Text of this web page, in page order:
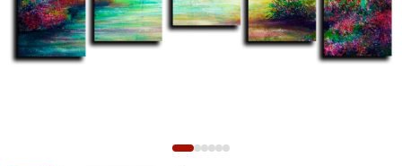
Космос
Новогодние картины
Для кухни